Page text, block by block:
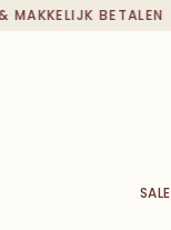
BETALEN
SALE